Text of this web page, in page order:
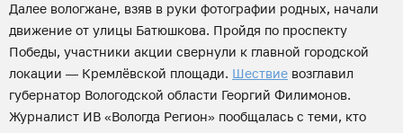
Далее вологжане, взяв в руки фотографии родных, начали
движение от улицы Батюшкова. Пройдя по проспекту
Победы, участники акции свернули к главной городской
локации — Кремлёвской площади. Шествие возглавил
губернатор Вологодской области Георгий Филимонов.
Журналист ИВ «Вологда Регион» пообщалась с теми, кто